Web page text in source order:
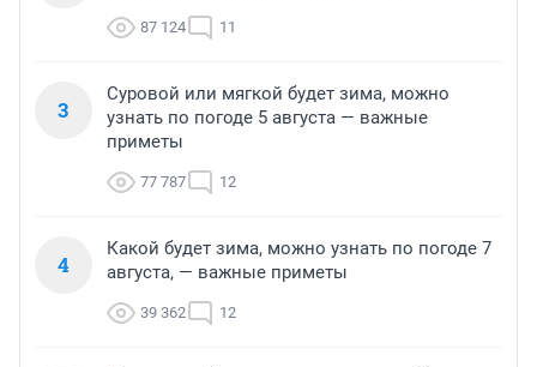
87 124 11
3
Суровой или мягкой будет зима, можно
узнать по погоде 5 августа — важные
приметы
77 787 12
4
Какой будет зима, можно узнать по погоде 7
августа, — важные приметы
39 362 12